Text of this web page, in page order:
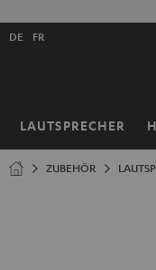
LAUTSPRECHER
Shopsprache
DE FR
Startseite
ZUBEHÖR